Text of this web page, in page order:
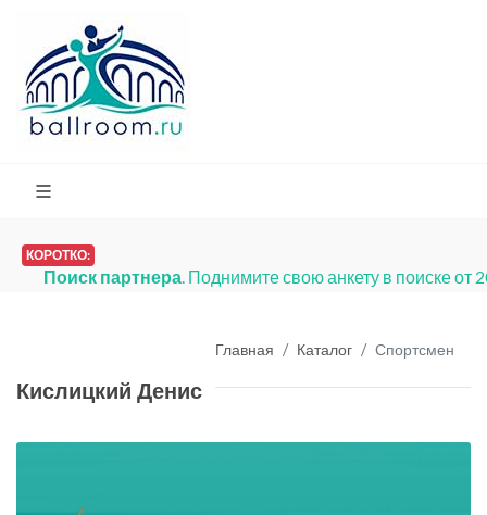
КОРОТКО:
Поиск партнера. Поднимите свою анкету в поиске от
Главная Каталог Спортсмен
Кислицкий Денис